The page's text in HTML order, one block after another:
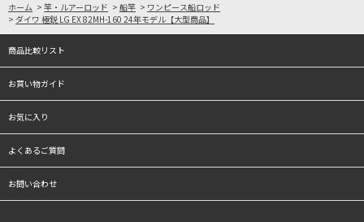
ホーム > 竿・ルアーロッド > 船竿 > ワンピース船ロッド
> ダイワ 極鋭 LG EX 82MH-160 24年モデル【大型商品】
商品比較リスト
お買い物ガイド
お気に入り
よくあるご質問
お問い合わせ